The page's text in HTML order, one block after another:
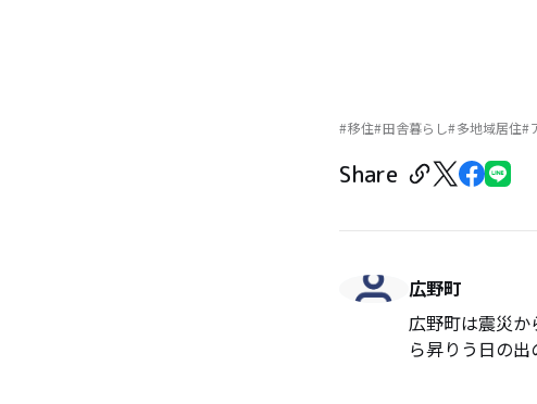
移住 田舎暮らし 多地域居住
Share
広野町
広野町は震災
ら昇りう日の